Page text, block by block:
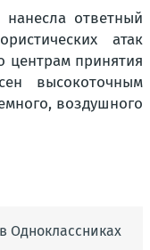
ответный
атак
центрам принятия
высокоточным
воздушного
Одноклассниках